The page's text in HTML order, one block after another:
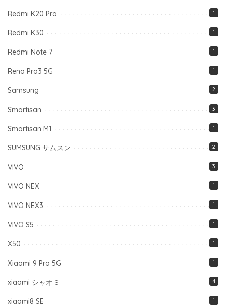
Redmi K20 Pro 1
Redmi K30 1
Redmi Note 7 1
Reno Pro3 5G 1
Samsung 2
Smartisan 3
Smartisan M1 1
SUMSUNG サムスン 2
VIVO 3
VIVO NEX 1
VIVO NEX3 1
VIVO S5 1
X50 1
Xiaomi 9 Pro 5G 1
xiaomi シャオミ 4
xiaomi8 SE 1